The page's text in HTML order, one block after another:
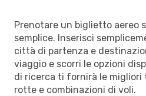
Prenotare un biglietto aereo
semplice. Inserisci
città di partenza e
viaggio e scorri le opzioni
di ricerca ti fornirà le migliori
rotte e combinazioni di voli.